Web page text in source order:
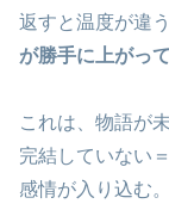
返すと温度が違
が勝手に上がっ
これは、物語が
完結していない
感情が入り込む